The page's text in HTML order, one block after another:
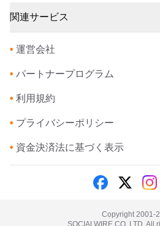
関連サービス
• 運営会社
• パートナープログラム
• 利用規約
• プライバシーポリシー
• 資金決済法に基づく表示
Copyright 2001-
SOCIALWIRE CO.,LTD. All